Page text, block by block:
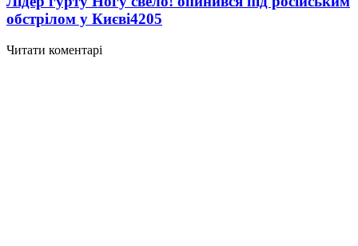
обстрілом у Києві4205
Читати коментарі